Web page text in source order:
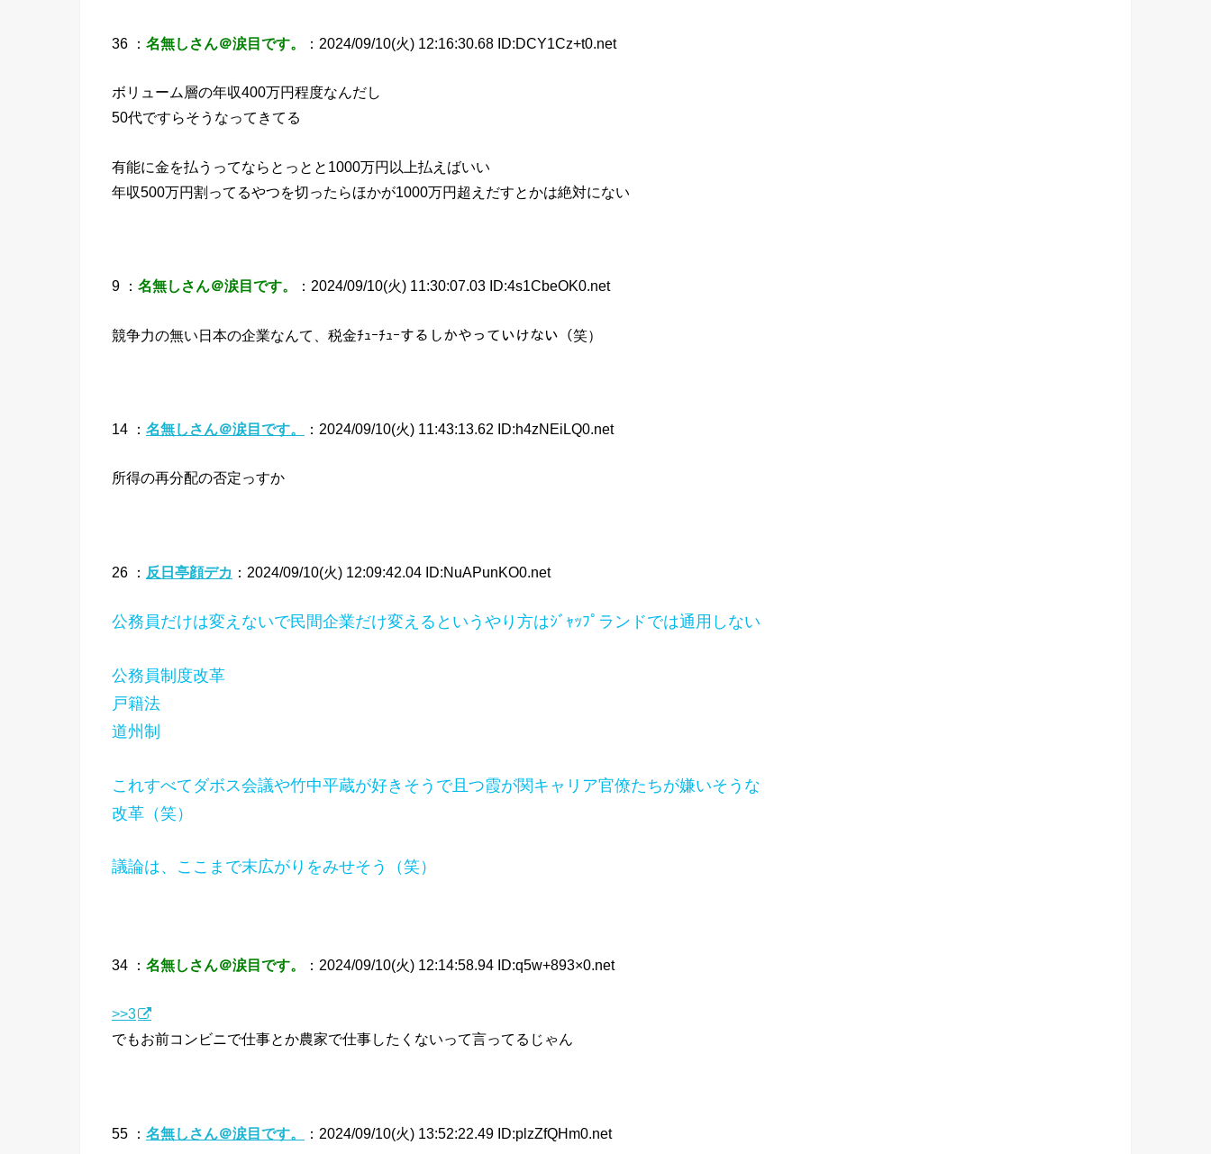
36 ： 名無しさん＠涙目です。 ：2024/09/10(火) 12:16:30.68 ID:DCY1Cz+t0.net
ボリューム層の年収400万円程度なんだし
50代ですらそうなってきてる
有能に金を払うってならとっとと1000万円以上払えばいい
年収500万円割ってるやつを切ったらほかが1000万円超えだすとかは絶対にない
9 ： 名無しさん＠涙目です。 ：2024/09/10(火) 11:30:07.03 ID:4s1CbeOK0.net
競争力の無い日本の企業なんて、税金ﾁｭｰﾁｭｰするしかやっていけない（笑）
14 ： 名無しさん＠涙目です。 ：2024/09/10(火) 11:43:13.62 ID:h4zNEiLQ0.net
所得の再分配の否定っすか
26 ： 反日亭顔デカ ：2024/09/10(火) 12:09:42.04 ID:NuAPunKO0.net
公務員だけは変えないで民間企業だけ変えるというやり方はｼﾞｬｯﾌﾟランドでは通用しない
公務員制度改革
戸籍法
道州制
これすべてダボス会議や竹中平蔵が好きそうで且つ霞が関キャリア官僚たちが嫌いそうな
改革（笑）
議論は、ここまで末広がりをみせそう（笑）
34 ： 名無しさん＠涙目です。 ：2024/09/10(火) 12:14:58.94 ID:q5w+893×0.net
>>3
でもお前コンビニで仕事とか農家で仕事したくないって言ってるじゃん
55 ： 名無しさん＠涙目です。 ：2024/09/10(火) 13:52:22.49 ID:plzZfQHm0.net